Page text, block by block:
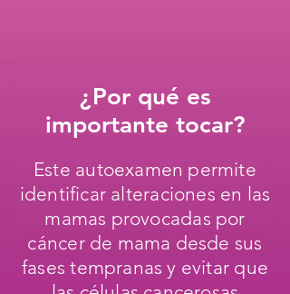
¿Por qué es
importante tocar?
Este autoexamen permite
identificar alteraciones en las
mamas provocadas por
cáncer de mama desde sus
fases tempranas y evitar que